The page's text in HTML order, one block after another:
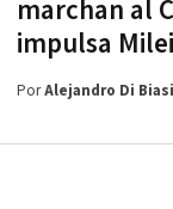
marchan al
impulsa Milei
PorAlejandro Di Biasi